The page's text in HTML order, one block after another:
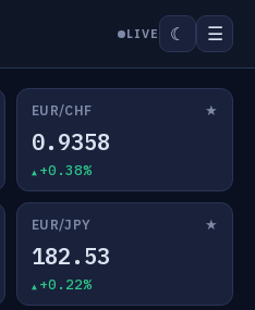
LIVE ☾ ☰
EUR/CHF ★
0.9358
+0.38%
EUR/JPY ★
182.53
+0.22%